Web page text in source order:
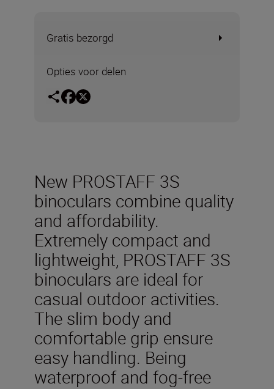
Gratis bezorgd
Opties voor delen
New PROSTAFF 3S
binoculars combine quality
and affordability.
Extremely compact and
lightweight, PROSTAFF 3S
binoculars are ideal for
casual outdoor activities.
The slim body and
comfortable grip ensure
easy handling. Being
waterproof and fog-free